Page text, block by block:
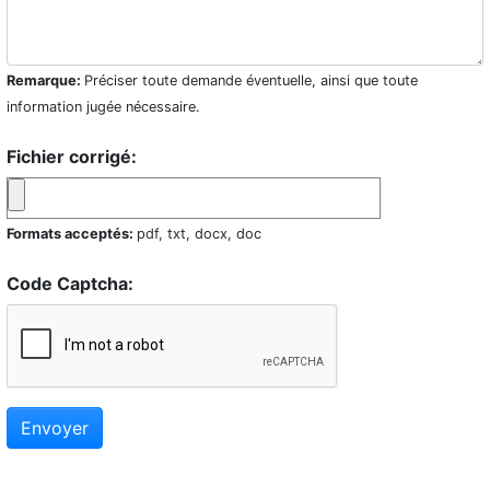
Remarque: Préciser toute demande éventuelle, ainsi que toute
information jugée nécessaire.
Fichier corrigé:
Formats acceptés: pdf, txt, docx, doc
Code Captcha:
Envoyer